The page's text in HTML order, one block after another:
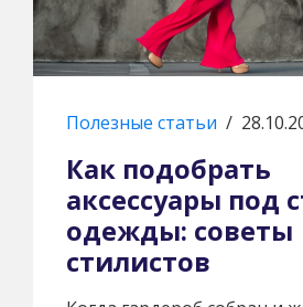
Полезные статьи /
Как подобрать
аксессуары под
одежды: советы
стилистов